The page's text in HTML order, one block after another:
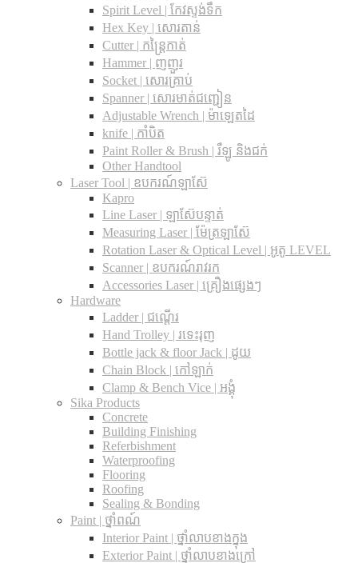
Spirit Level | កែវស្ទង់ទឹក
Hex Key | សោរតាន់
Cutter | កន្រ្តៃកាត់
Hammer | ញញួរ
Socket | សោរគ្រាប់
Spanner |​ សោរមាត់ជញ្ជៀន
Adjustable Wrench |​ ម៉ាឡេតដៃ
knife | កាំបិត
Paint Roller & Brush | រឺឡូ និងជក់
Other Handtool
Laser Tool | ឧបករណ៍ឡាស៊ែ
Kapro
Line Laser | ឡាស៊ែបន្ទាត់
Measuring Laser | ម៉ែត្រឡាស៊ែ
Rotation Laser & Optical Level | អូតូ LEVEL
Scanner | ឧបករណ៍រាវរក
Accessories Laser | គ្រឿងផ្សេងៗ
Hardware
Ladder | ជណ្តើរ
Hand Trolley | រទេះរុញ
Bottle jack & floor Jack​ | ដូយ
Chain Block | កៅឡាក់
Clamp & Bench Vice | អង្គុំ
Sika Products
Concrete
Building Finishing
Referbishment
Waterproofing
Flooring
Roofing
Sealing & Bonding
Paint | ថ្នាំពណ៍
Interior Paint | ថ្នាំលាបខាងក្នុង
Exterior Paint | ថ្នាំលាបខាងក្រៅ